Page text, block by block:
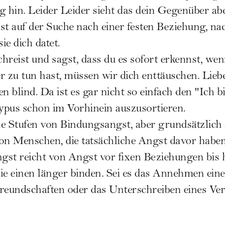
hin. Leider Leider sieht das dein Gegenüber
auf der Suche nach einer festen Beziehung,
dich datet.
und sagst, dass du es sofort erkennst,
zu tun hast, müssen wir dich enttäuschen.
blind. Da ist es gar nicht so einfach den "Ich
schon im Vorhinein auszusortieren.
Stufen von Bindungsangst, aber
Menschen, die tatsächliche Angst davor
reicht von Angst vor fixen Beziehungen
einen länger binden. Sei es das Annehmen
oder das Unterschreiben eines